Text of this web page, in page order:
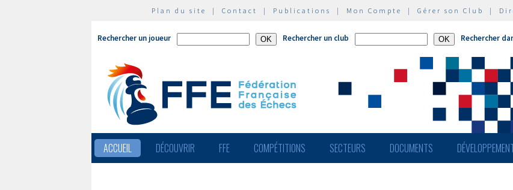
Plan du site | Contact | Publications | Mon Compte | Gérer son Club |
Rechercher un joueur Rechercher un club Rechercher
ACCUEIL DÉCOUVRIR FFE COMPÉTITIONS SECTEURS DOCUMENTS